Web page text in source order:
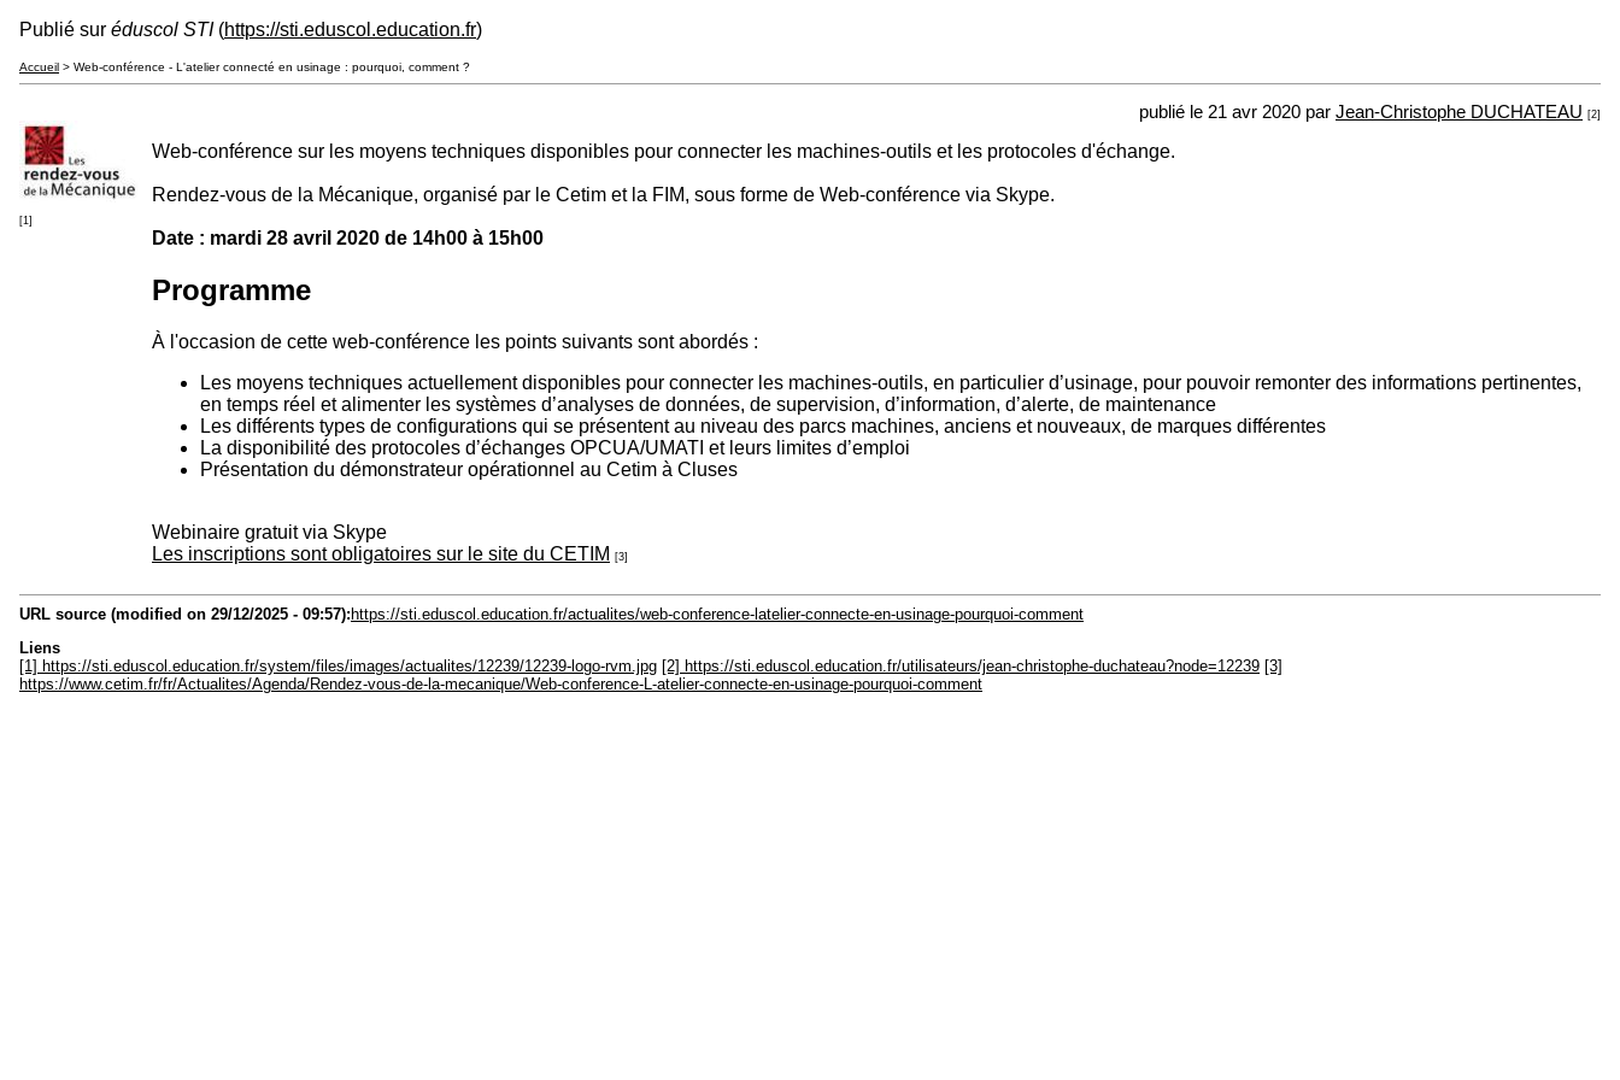
Publié sur éduscol STI(https://sti.eduscol.education.fr)
Accueil > Web-conférence - L'atelier connecté en usinage : pourquoi, comment ?
[1]
publié le 21 avr 2020 par Jean-Christophe DUCHATEAU [2]
Web-conférence sur les moyens techniques disponibles pour connecter les machines-outils et les protocoles d'échange.
Rendez-vous de la Mécanique, organisé par le Cetim et la FIM, sous forme de Web-conférence via Skype.
Date : mardi 28 avril 2020 de 14h00 à 15h00
Programme
À l'occasion de cette web-conférence les points suivants sont abordés :
Les moyens techniques actuellement disponibles pour connecter les machines-outils, en particulier d’usinage, pour pouvoir remonter des informations pertinentes,
en temps réel et alimenter les systèmes d’analyses de données, de supervision, d’information, d’alerte, de maintenance
Les différents types de configurations qui se présentent au niveau des parcs machines, anciens et nouveaux, de marques différentes
La disponibilité des protocoles d’échanges OPCUA/UMATI et leurs limites d’emploi
Présentation du démonstrateur opérationnel au Cetim à Cluses
Webinaire gratuit via Skype
Les inscriptions sont obligatoires sur le site du CETIM
[3]
URL source (modified on 29/12/2025 - 09:57):https://sti.eduscol.education.fr/actualites/web-conference-latelier-connecte-en-usinage-pourquoi-comment
Liens
[1] https://sti.eduscol.education.fr/system/files/images/actualites/12239/12239-logo-rvm.jpg [2] https://sti.eduscol.education.fr/utilisateurs/jean-christophe-duchateau?node=12239 [3]
https://www.cetim.fr/fr/Actualites/Agenda/Rendez-vous-de-la-mecanique/Web-conference-L-atelier-connecte-en-usinage-pourquoi-comment